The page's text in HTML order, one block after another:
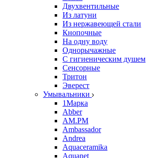
Двухвентильные
Из латуни
Из нержавеющей стали
Кнопочные
На одну воду
Однорычажные
С гигиеническим душем
Сенсорные
Тритон
Эверест
Умывальники
1Марка
Abber
AM.PM
Ambassador
Andrea
Aquaceramika
Aquanet